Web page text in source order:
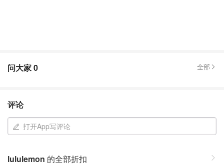
问大家0 全部
评论
打开App写评论
lululemon 的全部折扣